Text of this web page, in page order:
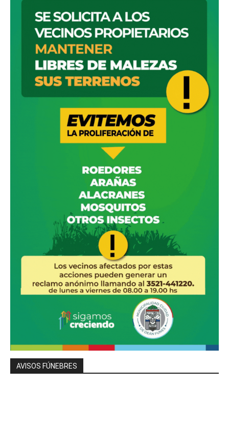
AVISOS FÚNEBRES